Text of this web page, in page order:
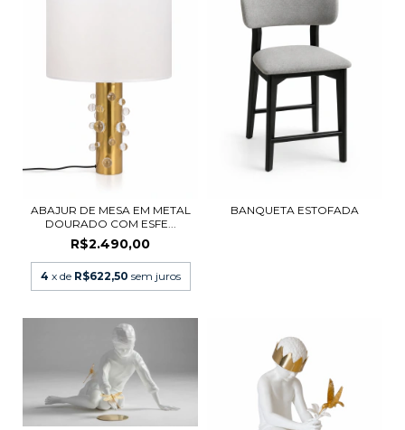
ABAJUR DE MESA EM METAL
DOURADO COM ESFE...
R$2.490,00
4 x de R$622,50 sem juros
BANQUETA ESTOFADA